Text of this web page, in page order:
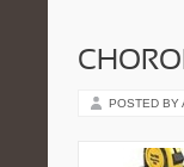
POSTED BY